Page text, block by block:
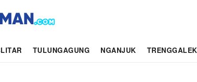
TULUNGAGUNG NGANJUK TRENGGALEK